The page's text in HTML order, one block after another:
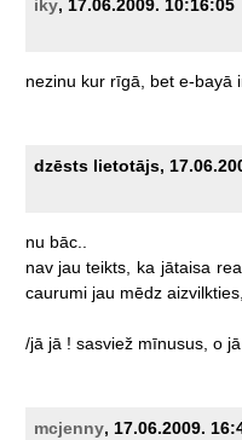
iky, 17.06.2009. 10:16:05
nezinu kur rīgā, bet e-bayā
dzēsts lietotājs,
nu bāc..
nav jau teikts, ka jātaisa
caurumi jau mēdz aizvilkties,
/jā jā ! sasviež mīnusus, o jā
mcjenny, 17.06.2009.